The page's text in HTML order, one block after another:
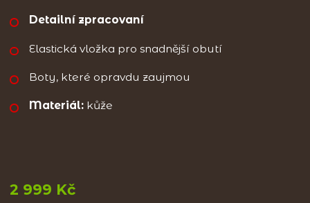
Detailní zpracovaní
Elastická vložka pro snadnější obutí
Boty, které opravdu zaujmou
Materiál: kůže
2 999 Kč